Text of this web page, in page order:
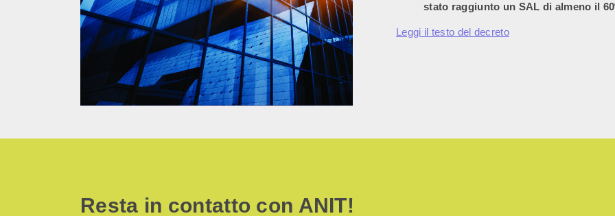
stato raggiunto un SAL di almeno il
Leggi il testo del decreto
Resta in contatto con ANIT!